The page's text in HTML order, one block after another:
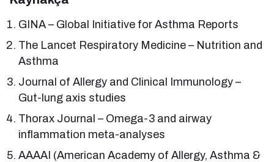
GINA – Global Initiative for Asthma Reports
The Lancet Respiratory Medicine – Nutrition and
Asthma
Journal of Allergy and Clinical Immunology –
Gut-lung axis studies
Thorax Journal – Omega-3 and airway
inflammation meta-analyses
AAAAI (American Academy of Allergy, Asthma &